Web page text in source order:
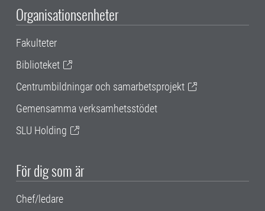
Organisationsenheter
Fakulteter
Biblioteket
Centrumbildningar och samarbetsprojekt
Gemensamma verksamhetsstödet
SLU Holding
För dig som är
Chef/ledare